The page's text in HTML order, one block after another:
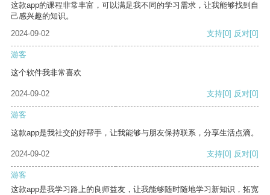
这款app的课程非常丰富，可以满足我不同的学习需求，让我能够找到自
己感兴趣的知识。
2024-09-02
支持[0] 反对[0]
游客
这个软件我非常喜欢
2024-09-02 支持[0] 反对[0]
游客
这款app是我社交的好帮手，让我能够与朋友保持联系，分享生活点滴。
2024-09-02 支持[0] 反对[0]
游客
这款app是我学习路上的良师益友，让我能够随时随地学习新知识，拓宽